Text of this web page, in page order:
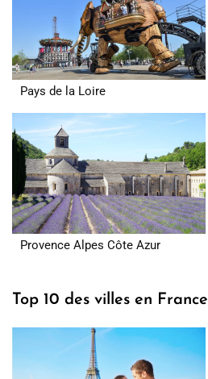
Pays de la Loire
Provence Alpes Côte Azur
Top 10 des villes en France